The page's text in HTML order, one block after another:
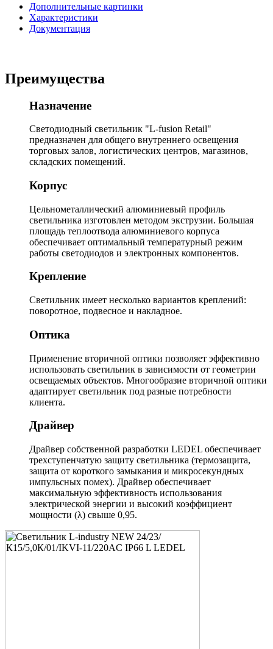
Дополнительные картинки
Характеристики
Документация
Преимущества
Назначение
Светодиодный светильник "L-fusion Retail"
предназначен для общего внутреннего освещения
торговых залов, логистических центров, магазинов,
складских помещений.
Корпус
Цельнометаллический алюминиевый профиль
светильника изготовлен методом экструзии. Большая
площадь теплоотвода алюминиевого корпуса
обеспечивает оптимальный температурный режим
работы светодиодов и электронных компонентов.
Крепление
Светильник имеет несколько вариантов креплений:
поворотное, подвесное и накладное.
Оптика
Применение вторичной оптики позволяет эффективно
использовать светильник в зависимости от геометрии
освещаемых объектов. Многообразие вторичной оптики
адаптирует светильник под разные потребности
клиента.
Драйвер
Драйвер собственной разработки LEDEL обеспечивает
трехступенчатую защиту светильника (термозащита,
защита от короткого замыкания и микросекундных
импульсных помех). Драйвер обеспечивает
максимальную эффективность использования
электрической энергии и высокий коэффициент
мощности (λ) свыше 0,95.